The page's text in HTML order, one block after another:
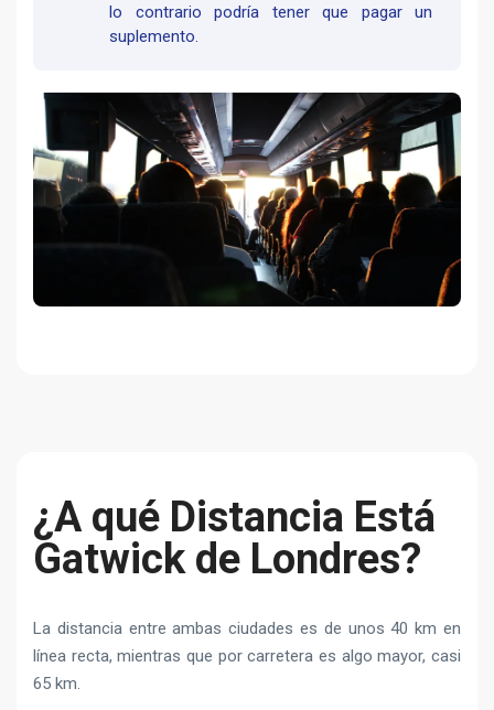
lo contrario podría tener que pagar un
suplemento.
¿A qué Distancia Está
Gatwick de Londres?
La distancia entre ambas ciudades es de unos 40 km en
línea recta, mientras que por carretera es algo mayor, casi
65 km.